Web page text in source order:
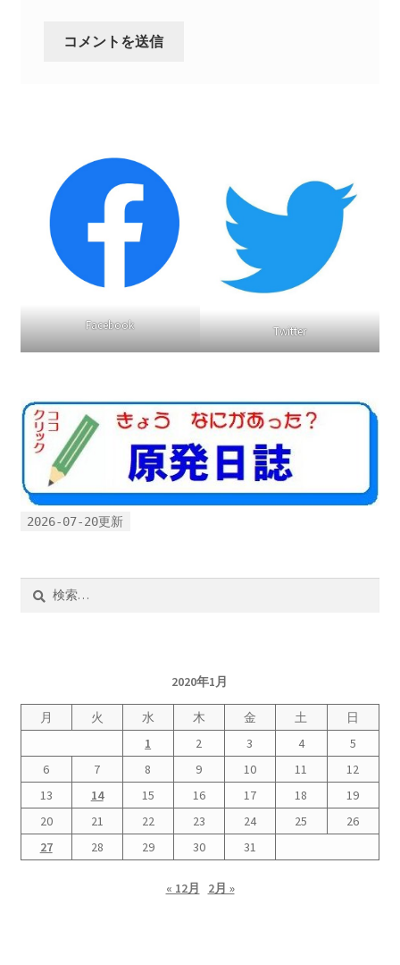
2022.8.9 福島第一原発 汚染水海洋放出トンネル工事
2023.1.19 東電旧経営陣、二審も無罪 民事裁判で認
めた「長期評価」を否定
原子力規制委員会「原発60年超運転」正式決定見送
原子力規制委員会「原発60年超運転」正式決定先送
りからわずか5日で、多数決決定
書籍
2022.12.29 原発事故と甲状腺がん
2023.1.26 「脱原発」成長論
2023.2.7 いまこそ私は原発に反対します
南海トラフ巨大地震でも原発は大丈夫と言う人々
2025.9.30 市民エネルギーと地域主権
2026.5.3 原発を止めた町
2026.5.6 テレビと原発報道の60年
2026.5.15 原発をとめた人びと
Facebook Twitter
2026-07-20更新
2020年1月
月 火 水 木 金 土
日
1
2 3 4
5
6
7 8 9 10 11
12
13
14 15 16 17 18
19
20
21 22 23 24 25
26
27
28 29 30 31
« 12月 2月 »